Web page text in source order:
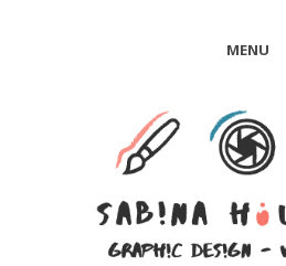
MENU